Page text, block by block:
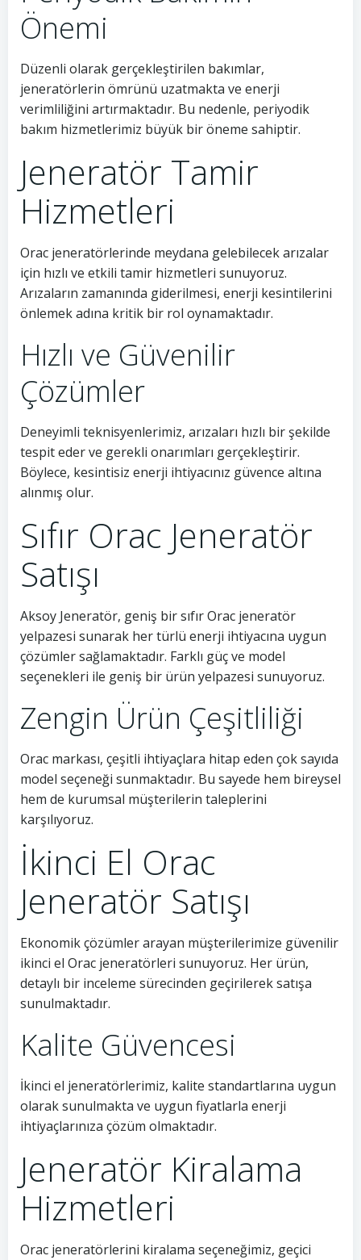
Önemi
Düzenli olarak gerçekleştirilen bakımlar,
jeneratörlerin ömrünü uzatmakta ve enerji
verimliliğini artırmaktadır. Bu nedenle, periyodik
bakım hizmetlerimiz büyük bir öneme sahiptir.
Jeneratör Tamir
Hizmetleri
Orac jeneratörlerinde meydana gelebilecek arızalar
için hızlı ve etkili tamir hizmetleri sunuyoruz.
Arızaların zamanında giderilmesi, enerji kesintilerini
önlemek adına kritik bir rol oynamaktadır.
Hızlı ve Güvenilir
Çözümler
Deneyimli teknisyenlerimiz, arızaları hızlı bir şekilde
tespit eder ve gerekli onarımları gerçekleştirir.
Böylece, kesintisiz enerji ihtiyacınız güvence altına
alınmış olur.
Sıfır Orac Jeneratör
Satışı
Aksoy Jeneratör, geniş bir sıfır Orac jeneratör
yelpazesi sunarak her türlü enerji ihtiyacına uygun
çözümler sağlamaktadır. Farklı güç ve model
seçenekleri ile geniş bir ürün yelpazesi sunuyoruz.
Zengin Ürün Çeşitliliği
Orac markası, çeşitli ihtiyaçlara hitap eden çok sayıda
model seçeneği sunmaktadır. Bu sayede hem bireysel
hem de kurumsal müşterilerin taleplerini
karşılıyoruz.
İkinci El Orac
Jeneratör Satışı
Ekonomik çözümler arayan müşterilerimize güvenilir
ikinci el Orac jeneratörleri sunuyoruz. Her ürün,
detaylı bir inceleme sürecinden geçirilerek satışa
sunulmaktadır.
Kalite Güvencesi
İkinci el jeneratörlerimiz, kalite standartlarına uygun
olarak sunulmakta ve uygun fiyatlarla enerji
ihtiyaçlarınıza çözüm olmaktadır.
Jeneratör Kiralama
Hizmetleri
Orac jeneratörlerini kiralama seçeneğimiz, geçici